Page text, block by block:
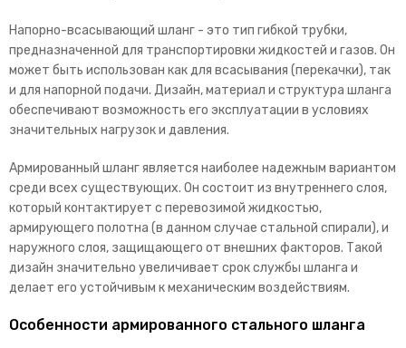
Напорно-всасывающий шланг - это тип гибкой трубки,
предназначенной для транспортировки жидкостей и газов. Он
может быть использован как для всасывания (перекачки), так
и для напорной подачи. Дизайн, материал и структура шланга
обеспечивают возможность его эксплуатации в условиях
значительных нагрузок и давления.
Армированный шланг является наиболее надежным вариантом
среди всех существующих. Он состоит из внутреннего слоя,
который контактирует с перевозимой жидкостью,
армирующего полотна (в данном случае стальной спирали), и
наружного слоя, защищающего от внешних факторов. Такой
дизайн значительно увеличивает срок службы шланга и
делает его устойчивым к механическим воздействиям.
Особенности армированного стального шланга